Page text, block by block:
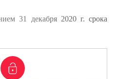
31 декабря 2020 г. срока